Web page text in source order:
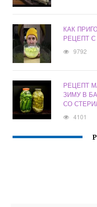
КАК
РЕЦЕПТ
9792
РЕЦЕПТ
ЗИМУ В
СО
4101